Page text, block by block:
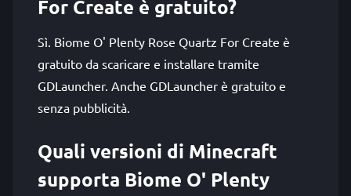
For Create è gratuito?
Sì. Biome O' Plenty Rose Quartz For Create è
gratuito da scaricare e installare tramite
GDLauncher. Anche GDLauncher è gratuito e
senza pubblicità.
Quali versioni di Minecraft
supporta Biome O' Plenty